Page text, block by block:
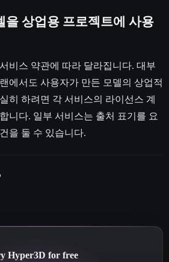
을 상업용 프로젝트에 사용
비스 약관에 따라 달라집니다. 대부
에서도 사용자가 만든 모델의 상업적
히 하려면 각 서비스의 라이선스 계
니다. 일부 서비스는 출처 표기를 요
을 둘 수 있습니다.
Hyper3D for free